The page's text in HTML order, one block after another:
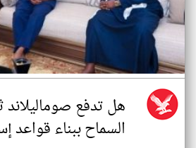
هل تدفع صوماليلاند
السماح ببناء قواعد